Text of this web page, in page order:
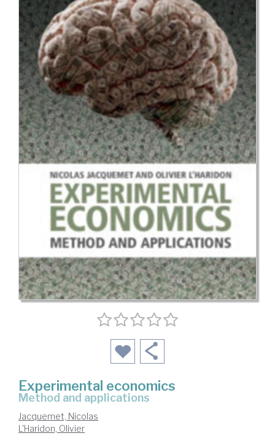
Experimental economics
method and applications
Jacquemet, Nicolas
L'Haridon, Olivier